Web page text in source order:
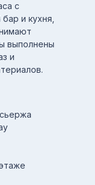
с
и кухня,
выполнены
и